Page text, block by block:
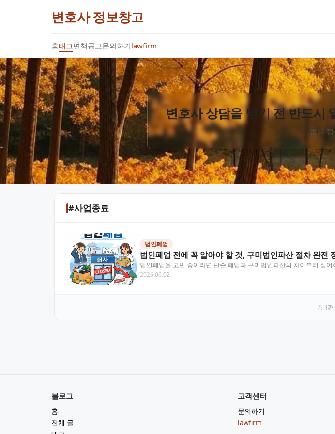
변호사 정보창고
홈태그면책공고문의하기lawfirm
변호사 상담을 받기 전 반드시
법률 정
#사업종료
법인폐업
법인폐업 전에 꼭 알아야 할 것, 구미법인파산 절차 완전
법인폐업을 고민 중이라면 단순 폐업과 구미법인파산의 차이부터 짚
대표자 개인 책임으로…
2026.06.02
총 1편
블로그
홈
전체 글
고객센터
문의하기
lawfirm